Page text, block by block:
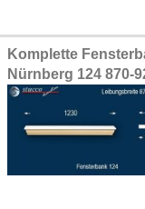
Komplette
Nürnberg 124 870-